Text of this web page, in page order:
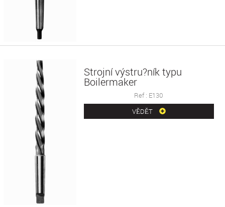
Strojní výstru?ník typu
Boilermaker
Ref : E130
VĚDĚT